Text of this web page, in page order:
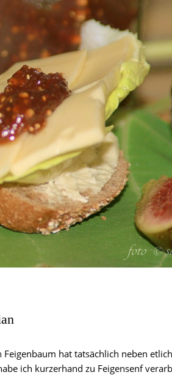
hat tatsächlich neben
ich kurzerhand zu Feigensenf